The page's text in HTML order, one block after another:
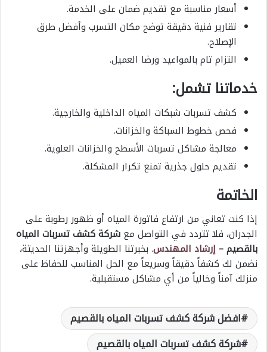
أسعار مناسبة مع تقديم ضمان على الخدمة.
تقارير فنية دقيقة توضح مكان التسرب وأفضل طرق
الإصلاح.
التزام تام بالمواعيد ورضا العميل.
خدماتنا تشمل:
كشف تسربات شبكات المياه الداخلية والخارجية.
فحص خطوط السباكة والخزانات.
معالجة مشاكل تسربات الأسطح والخزانات العلوية.
تقديم حلول جذرية تمنع تكرار المشكلة.
الخاتمة
إذا كنت تعاني من ارتفاع فاتورة المياه أو ظهور رطوبة على
الجدران، فلا تتردد في التواصل مع شركة كشف تسربات المياه
بالقصيم – إرشاد المهندس. بخبرتنا الطويلة وأجهزتنا الحديثة،
نضمن لك كشفاً دقيقاً وسريعاً مع الحل المناسب للحفاظ على
منزلك آمناً وخالياً من أي مشاكل مستقبلية.
افضل شركة كشف تسربات المياه بالقصيم
شركة كشف تسربات المياه بالقصيم